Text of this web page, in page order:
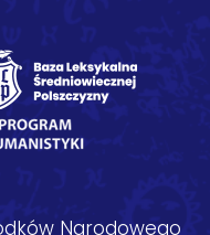
Narodowego